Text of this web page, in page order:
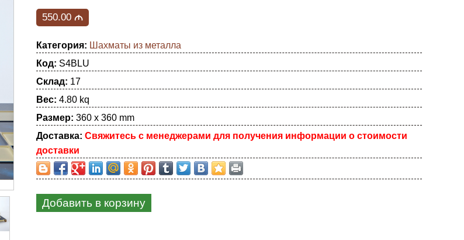
550.00 M
Категория: Шахматы из металла
Код: S4BLU
Склад: 17
Вес: 4.80 kq
Размер: 360 x 360 mm
Доставка: Свяжитесь с менеджерами для получения информации о стоимости
доставки
Добавить в корзину